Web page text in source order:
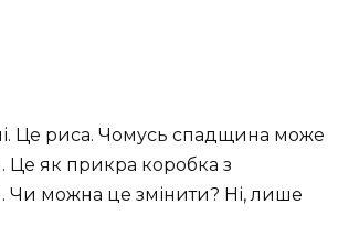
Це риса. Чомусь спадщина може
Це як прикра коробка з
Чи можна це змінити? Ні, лише